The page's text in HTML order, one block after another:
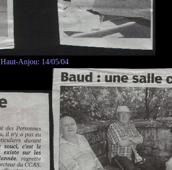
Haut-Anjou: 14/05/04